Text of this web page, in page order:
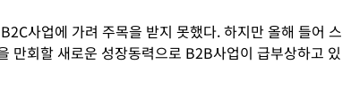
사업에 가려 주목을 받지 못했다. 하지만 올해 들어 스
만회할 새로운 성장동력으로 B2B사업이 급부상하고 있